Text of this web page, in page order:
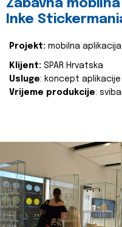
Zabavna
Inke
Projekt: mobilna
Klijent: SPAR Hrvatska
Usluge: koncept aplikacije
Vrijeme produkcije: